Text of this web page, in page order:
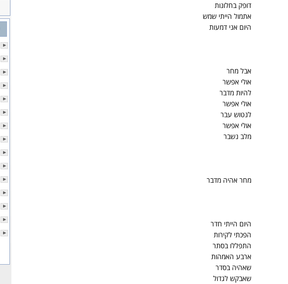
דופק בחלונות
אתמול הייתי שמש
היום אני דמעות
אבל מחר
אולי אפשר
להיות מדבר
אולי אפשר
לנטוש עבר
אולי אפשר
מלב נשבר
מחר אהיה מדבר
היום הייתי חדר
הפכתי לקירות
התפללו בסתר
ארבע האמהות
שאהיה בסדר
שאבקש לגדול